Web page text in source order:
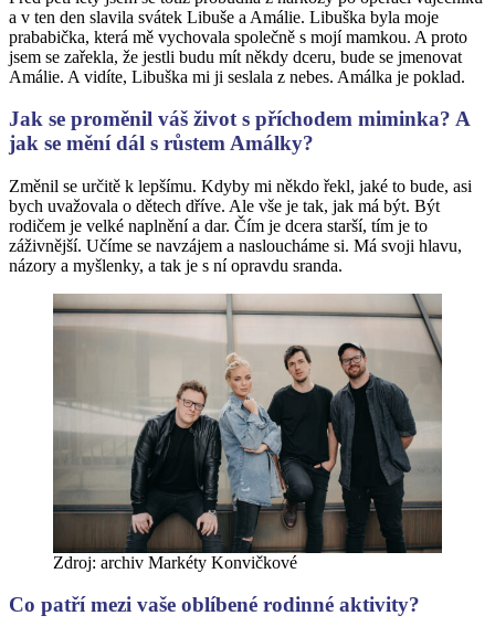
a v ten den slavila svátek Libuše a Amálie. Libuška byla moje
prababička, která mě vychovala společně s mojí mamkou. A proto
jsem se zařekla, že jestli budu mít někdy dceru, bude se jmenovat
Amálie. A vidíte, Libuška mi ji seslala z nebes. Amálka je poklad.
Jak se proměnil váš život s příchodem miminka? A
jak se mění dál s růstem Amálky?
Změnil se určitě k lepšímu. Kdyby mi někdo řekl, jaké to bude, asi
bych uvažovala o dětech dříve. Ale vše je tak, jak má být. Být
rodičem je velké naplnění a dar. Čím je dcera starší, tím je to
záživnější. Učíme se navzájem a nasloucháme si. Má svoji hlavu,
názory a myšlenky, a tak je s ní opravdu sranda.
Zdroj: archiv Markéty Konvičkové
Co patří mezi vaše oblíbené rodinné aktivity?